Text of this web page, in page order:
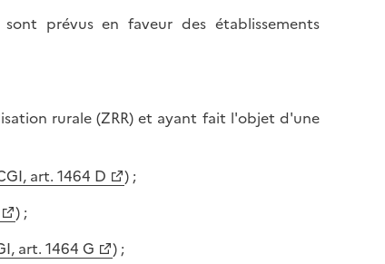
prévus en faveur des établissements
rurale (ZRR) et ayant fait l'objet d'une
art. 1464 D
) ;
) ;
art. 1464 G
) ;